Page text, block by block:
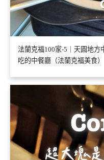
法蘭克福100家-5｜天圓地方
吃的中餐廳（法蘭克福美食）